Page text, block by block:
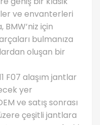
ve envanterleri
için
bulmanıza
oluşan bir
F07 alaşım jantlar
yer
ve satış sonrası
çeşitli jantlara